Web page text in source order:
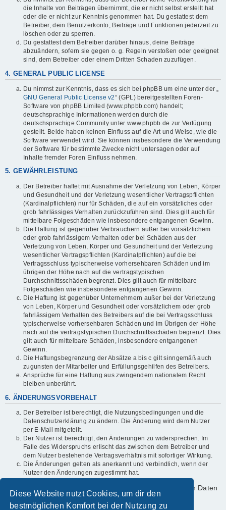
Diese Website nutzt Cookies, um dir den
bestmöglichen Komfort bei der Nutzung zu
die Inhalte von Beiträgen übernimmt, die er nicht selbst erstellt hat
oder die er nicht zur Kenntnis genommen hat. Du gestattest dem
Betreiber, dein Benutzerkonto, Beiträge und Funktionen jederzeit zu
löschen oder zu sperren.
Du gestattest dem Betreiber darüber hinaus, deine Beiträge
abzuändern, sofern sie gegen o. g. Regeln verstoßen oder geeignet
sind, dem Betreiber oder einem Dritten Schaden zuzufügen.
4. GENERAL PUBLIC LICENSE
Du nimmst zur Kenntnis, dass es sich bei phpBB um eine unter der „
GNU General Public License v2“ (GPL) bereitgestellten Foren-
Software von phpBB Limited (www.phpbb.com) handelt;
deutschsprachige Informationen werden durch die
deutschsprachige Community unter www.phpbb.de zur Verfügung
gestellt. Beide haben keinen Einfluss auf die Art und Weise, wie die
Software verwendet wird. Sie können insbesondere die Verwendung
der Software für bestimmte Zwecke nicht untersagen oder auf
Inhalte fremder Foren Einfluss nehmen.
5. GEWÄHRLEISTUNG
Der Betreiber haftet mit Ausnahme der Verletzung von Leben, Körper
und Gesundheit und der Verletzung wesentlicher Vertragspflichten
(Kardinalpflichten) nur für Schäden, die auf ein vorsätzliches oder
grob fahrlässiges Verhalten zurückzuführen sind. Dies gilt auch für
mittelbare Folgeschäden wie insbesondere entgangenen Gewinn.
Die Haftung ist gegenüber Verbrauchern außer bei vorsätzlichem
oder grob fahrlässigem Verhalten oder bei Schäden aus der
Verletzung von Leben, Körper und Gesundheit und der Verletzung
wesentlicher Vertragspflichten (Kardinalpflichten) auf die bei
Vertragsschluss typischerweise vorhersehbaren Schäden und im
übrigen der Höhe nach auf die vertragstypischen
Durchschnittsschäden begrenzt. Dies gilt auch für mittelbare
Folgeschäden wie insbesondere entgangenen Gewinn.
Die Haftung ist gegenüber Unternehmern außer bei der Verletzung
von Leben, Körper und Gesundheit oder vorsätzlichem oder grob
fahrlässigem Verhalten des Betreibers auf die bei Vertragsschluss
typischerweise vorhersehbaren Schäden und im Übrigen der Höhe
nach auf die vertragstypischen Durchschnittsschäden begrenzt. Dies
gilt auch für mittelbare Schäden, insbesondere entgangenen
Gewinn.
Die Haftungsbegrenzung der Absätze a bis c gilt sinngemäß auch
zugunsten der Mitarbeiter und Erfüllungsgehilfen des Betreibers.
Ansprüche für eine Haftung aus zwingendem nationalem Recht
bleiben unberührt.
6. ÄNDERUNGSVORBEHALT
Der Betreiber ist berechtigt, die Nutzungsbedingungen und die
Datenschutzerklärung zu ändern. Die Änderung wird dem Nutzer
per E-Mail mitgeteilt.
Der Nutzer ist berechtigt, den Änderungen zu widersprechen. Im
Falle des Widerspruchs erlischt das zwischen dem Betreiber und
dem Nutzer bestehende Vertragsverhältnis mit sofortiger Wirkung.
Die Änderungen gelten als anerkannt und verbindlich, wenn der
Nutzer den Änderungen zugestimmt hat.
Informationen über den Umgang mit deinen persönlichen Daten
sind in der Datenschutzerklärung enthalten.